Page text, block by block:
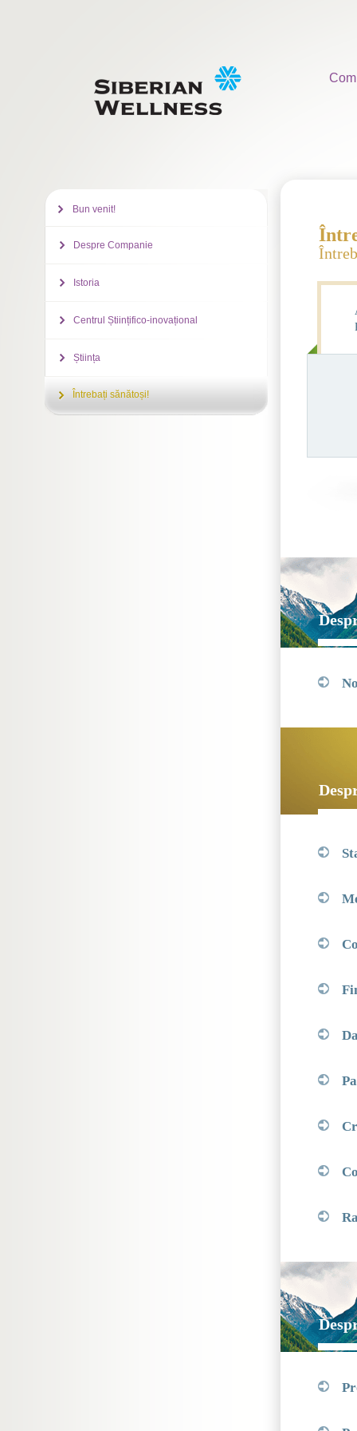
Bun venit!
Despre Companie
Istoria
Centrul Științifico-inovațional
Știința
Întrebați sănătoși!